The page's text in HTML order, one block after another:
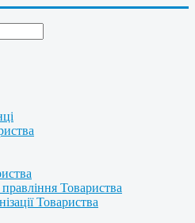
Товариства
Товариства